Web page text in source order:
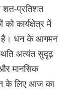
शत-प्रतिशत
कार्यक्षेत्र में
है। धन के आगमन
अत्यंत सुदृढ़
और मानसिक
के लिए आज का